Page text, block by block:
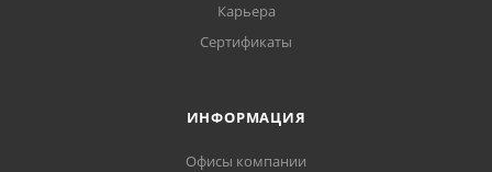
Карьера
Сертификаты
ИНФОРМАЦИЯ
Офисы компании